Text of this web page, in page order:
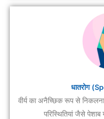
धातरोग
वीर्य का अनैच्छिक रूप से
परिस्थितियां जैसे पेशाब